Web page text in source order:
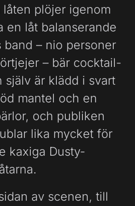
plöjer igenom
en låt balanserande
– nio personer
– bär cocktail-
är klädd i svart
mantel och en
och publiken
lika mycket för
kaxiga Dusty-
av scenen, till